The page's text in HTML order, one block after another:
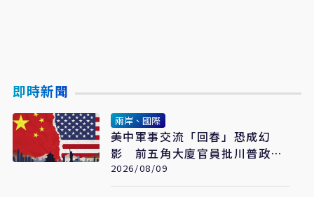
即時新聞
兩岸、國際
美中軍事交流「回春」恐成幻
影 前五角大廈官員批川普政府
宣傳大於實質
2026/08/09